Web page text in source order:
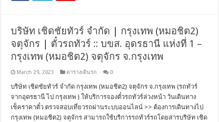
บริษัท เชิดชัยทัวร์ จำกัด | กรุงเทพ (หมอชิต2)
จตุจักร | ตั๋วรถทัวร์ :: บขส. อุดรธานี แห่งที่ 1 –
กรุงเทพ (หมอชิต2) จตุจักร จ.กรุงเทพ
March 29, 2023 ตารางเดินรถ 0
บริษัท เชิดชัยทัวร์ จำกัด กรุงเทพ (หมอชิต2) จตุจักร จ.กรุงเทพ (รถทัวร์
จากอุดรธานี ไป กรุงเทพ ) ให้บริการจองตั๋วรถทัวร์ล่วงหน้า วันเดินทาง
เช็คราคาตั๋ว ตรวจสอบเที่ยวรถผ่านระบบออนไลน์ >> ต้องการเดินทางไป
กรุงเทพ (หมอชิต2) จตุจักร สามารถใช้บริการรถทัวร์รถโดยสารบริษัท เชิด